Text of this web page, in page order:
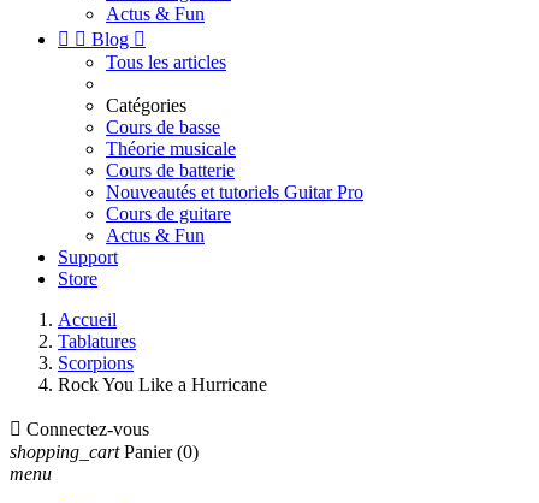
Actus & Fun
  Blog 
Tous les articles
Catégories
Cours de basse
Théorie musicale
Cours de batterie
Nouveautés et tutoriels Guitar Pro
Cours de guitare
Actus & Fun
Support
Store
Accueil
Tablatures
Scorpions
Rock You Like a Hurricane
 Connectez-vous
shopping_cart Panier (0)
menu